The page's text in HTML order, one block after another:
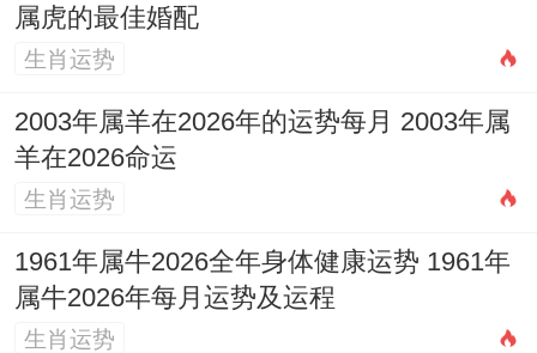
重者婚配，土重则水浊，官杀攻身，主压力
重重，配偶管制严苛，易生怨怼。
与日主为金（庚、辛）过旺者。虽金能生
之弊，故壬寅虎人婚配之路在于寻得能疏导
其才华（木）、温暖其心性（火）的伴侣，
属虎的最佳婚配
生肖运势
2003年属羊在2026年的运势每月 2003年属
羊在2026命运
生肖运势
1961年属牛2026全年身体健康运势 1961年
属牛2026年每月运势及运程
生肖运势